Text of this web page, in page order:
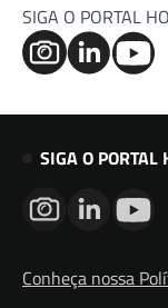
SIGA O PORTAL
SIGA O PORTAL
Conheça nossa